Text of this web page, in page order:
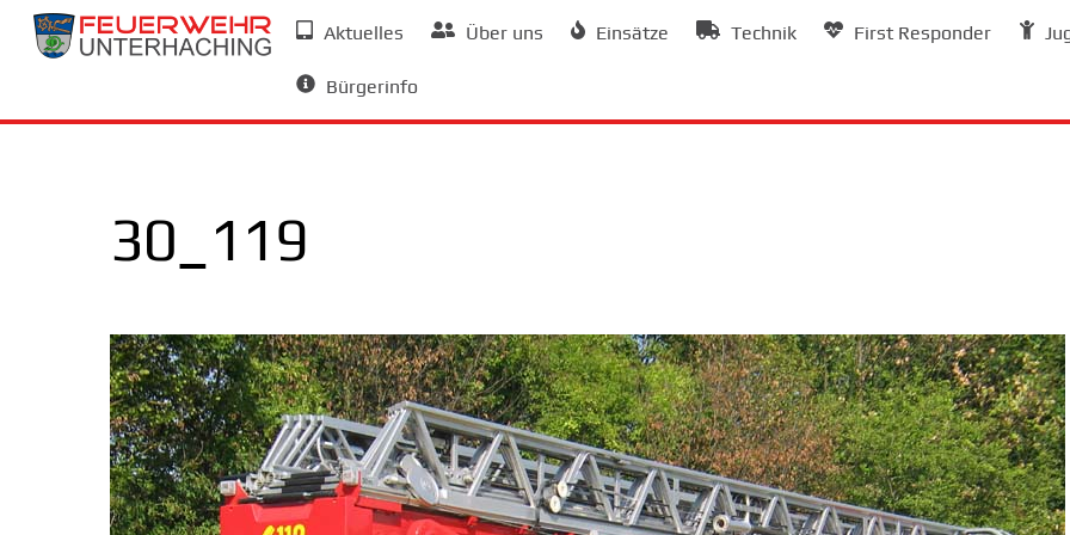
Skip
Aktuelles Über uns Einsätze Technik First Responder
Bürgerinfo
30_119